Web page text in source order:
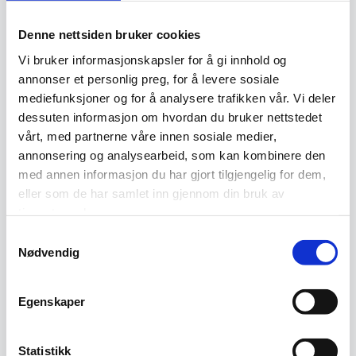
Denne nettsiden bruker cookies
Vi bruker informasjonskapsler for å gi innhold og
annonser et personlig preg, for å levere sosiale
mediefunksjoner og for å analysere trafikken vår. Vi deler
dessuten informasjon om hvordan du bruker nettstedet
vårt, med partnerne våre innen sosiale medier,
annonsering og analysearbeid, som kan kombinere den
med annen informasjon du har gjort tilgjengelig for dem,
eller som de har samlet inn gjennom din bruk av
Nødvendig
Egenskaper
Statistikk
Kelim teppe
2.190kr
Legg I Handlekurv
Kelim teppe
2.090 kr
Legg I Handlekurv